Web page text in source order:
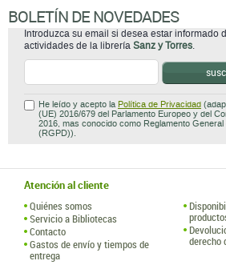
BOLETÍN DE NOVEDADES
Introduzca su email si desea estar informado
actividades de la librería Sanz y Torres.
He leído y acepto la Política de Privacidad
(UE) 2016/679 del Parlamento Europeo y del
2016, mas conocido como Reglamento
(RGPD)).
Atención al cliente
Quiénes somos
Servicio a Bibliotecas
Contacto
Gastos de envío y tiempos de
entrega
derecho